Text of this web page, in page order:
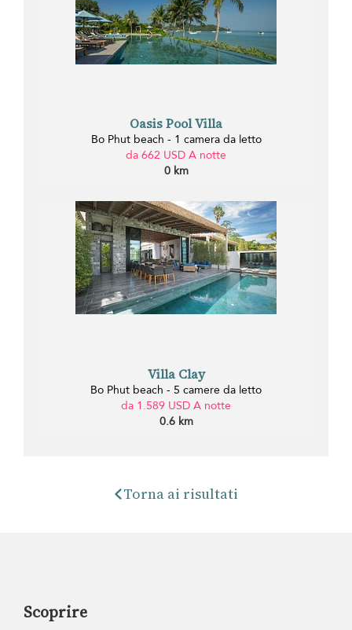
Oasis Pool Villa
Bo Phut beach - 1 camera da letto
da 662 USD A notte
0 km
Villa Clay
Bo Phut beach - 5 camere da letto
da 1.589 USD A notte
0.6 km
Torna ai risultati
Scoprire